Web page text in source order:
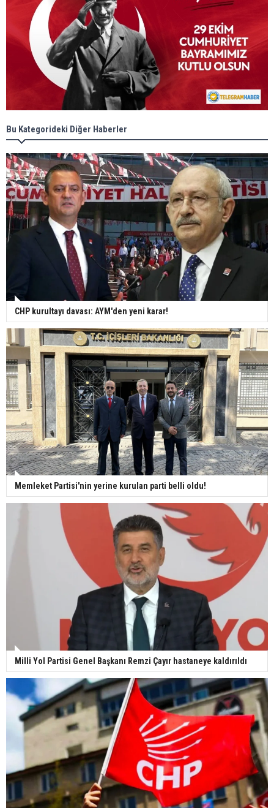
Bu Kategorideki Diğer Haberler
CHP kurultayı davası: AYM'den yeni karar!
Memleket Partisi'nin yerine kurulan parti belli oldu!
Milli Yol Partisi Genel Başkanı Remzi Çayır hastaneye kaldırıldı